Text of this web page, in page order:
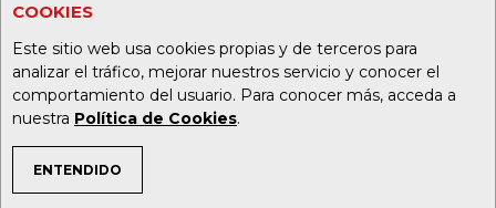
COOKIES
Este sitio web usa cookies propias y de terceros para
analizar el tráfico, mejorar nuestros servicio y conocer el
comportamiento del usuario. Para conocer más, acceda a
nuestra Política de Cookies.
ENTENDIDO
TEMAS DE INTERÉS